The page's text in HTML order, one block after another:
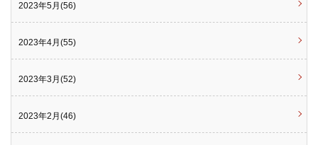
2023年5月(56)
2023年4月(55)
2023年3月(52)
2023年2月(46)